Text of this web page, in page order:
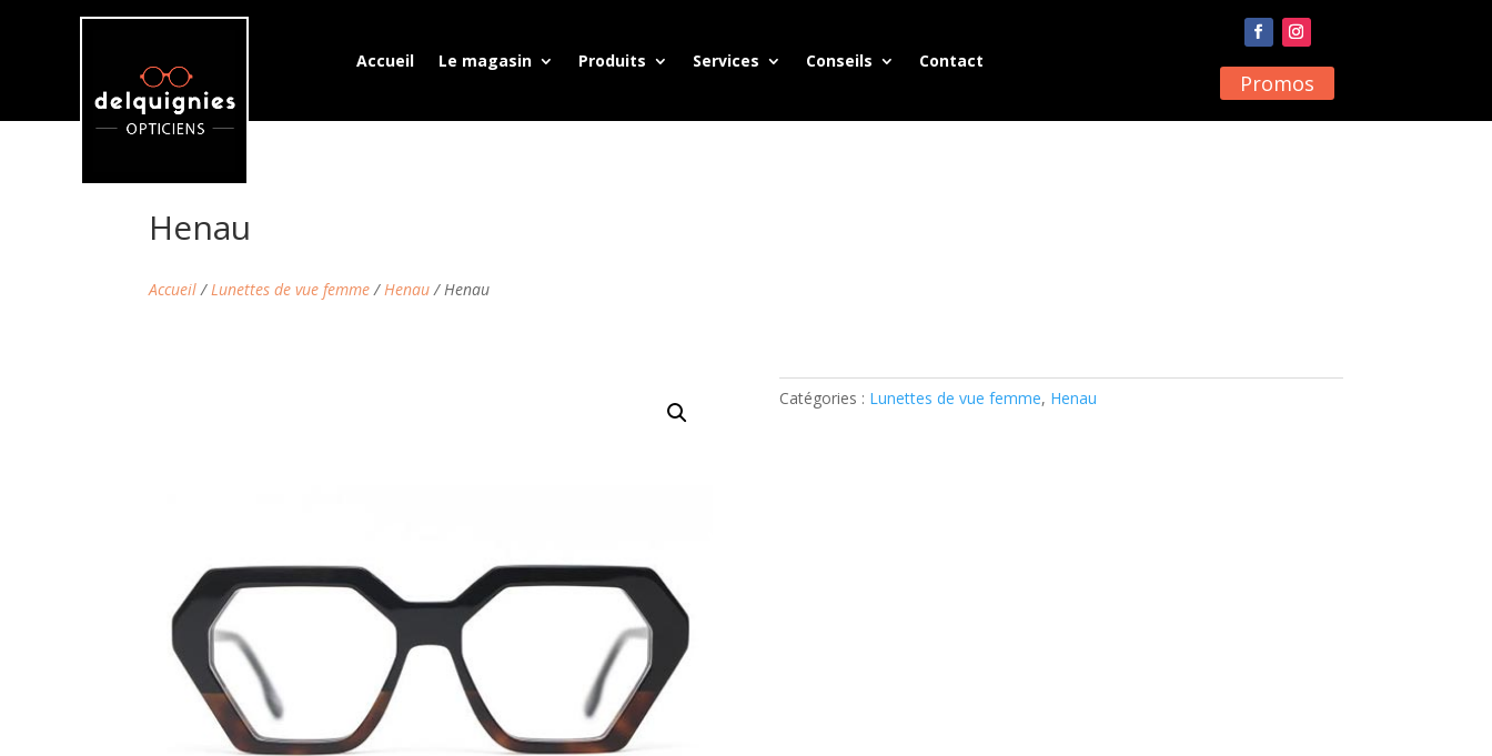
Accueil Le magasin Produits Services Conseils Contact
Promos
Henau
Accueil/Lunettes de vue femme/Henau/ Henau
Catégories : Lunettes de vue femme, Henau